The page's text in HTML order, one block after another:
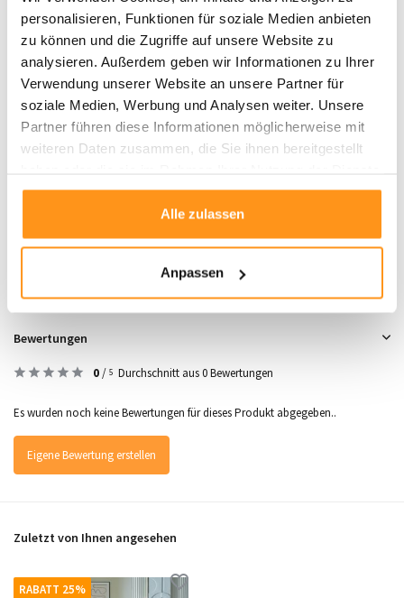
personalisieren, Funktionen für soziale Medien anbieten
zu können und die Zugriffe auf unsere Website zu
analysieren. Außerdem geben wir Informationen zu Ihrer
Verwendung unserer Website an unsere Partner für
soziale Medien, Werbung und Analysen weiter. Unsere
Partner führen diese Informationen möglicherweise mit
weiteren Daten zusammen, die Sie ihnen bereitgestellt
gesammelt haben.
Alle zulassen
Anpassen
professionelle Reinigung erfordern.
Dieserwaschbare Kunstfellteppichist eine ideale Wahl für Haushalte, die
Komfort und Pflegeleichtigkeit miteinander verbinden möchten. Er eignet sich
hervorragend für Wohnzimmer, Schlafzimmer oder jeden anderen Raum, der
eine extra Portion Gemütlichkeit braucht.
Produktdaten
SKU 9506785754219
Bewertungen
0/ 5 Durchschnitt aus 0 Bewertungen
Es wurden noch keine Bewertungen für dieses Produkt abgegeben..
Eigene Bewertung erstellen
Zuletzt von Ihnen angesehen
RABATT 25%